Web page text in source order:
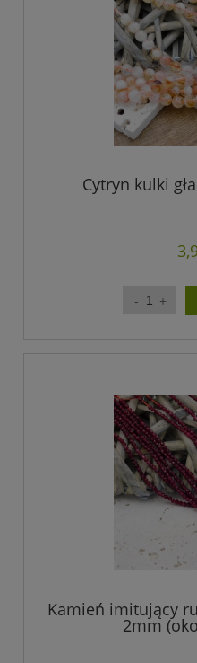
Cytryn kulki
Kamień imitujący
2mm